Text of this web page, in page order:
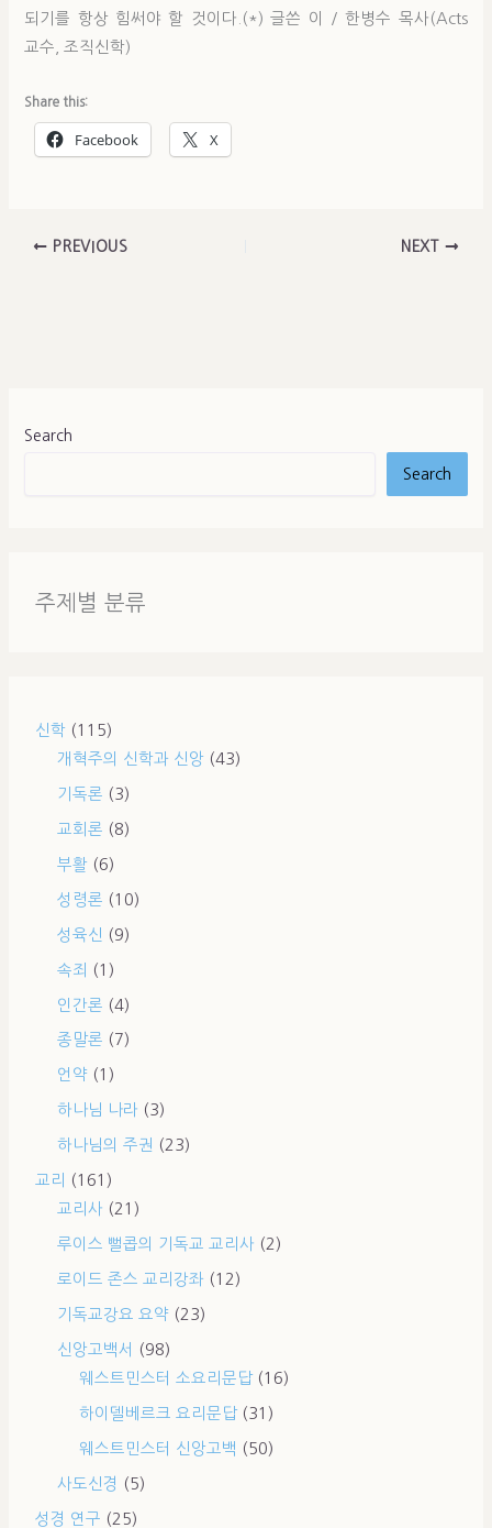
되기를 항상 힘써야 할 것이다.(*) 글쓴 이 / 한병수 목사(Acts
교수, 조직신학)
Share this:
Facebook X
PREVIOUS NEXT
Search
Search
주제별 분류
신학 (115)
개혁주의 신학과 신앙 (43)
기독론 (3)
교회론 (8)
부활 (6)
성령론 (10)
성육신 (9)
속죄 (1)
인간론 (4)
종말론 (7)
언약 (1)
하나님 나라 (3)
하나님의 주권 (23)
교리
(161)
교리사 (21)
루이스 뻘콥의 기독교 교리사 (2)
로이드 존스 교리강좌 (12)
기독교강요 요약 (23)
신앙고백서
(98)
웨스트민스터 소요리문답(16)
하이델베르크 요리문답(31)
웨스트민스터 신앙고백 (50)
사도신경 (5)
성경 연구 (25)